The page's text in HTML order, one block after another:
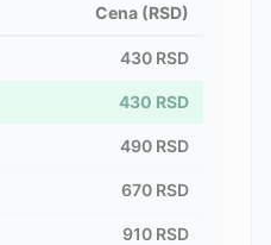
Cena (RSD)
430 RSD
430 RSD
490 RSD
670 RSD
910 RSD